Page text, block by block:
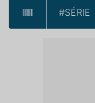
#SÉRIE